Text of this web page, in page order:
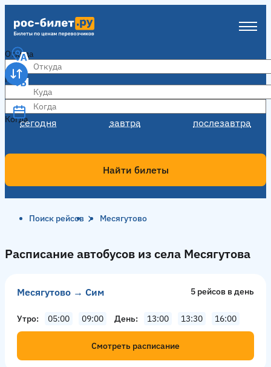
Откуда
Куда
Когда
сегодня завтра послезавтра
Когда
Найти билеты
Поиск рейсов Месягутово
Расписание автобусов из села Месягутова
Месягутово → Сим 5 рейсов в день
Утро 05:00 09:00 День 13:00 13:30 16:00
Смотреть расписание